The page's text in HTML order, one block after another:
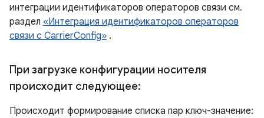
интеграции идентификаторов операторов связи см.
раздел «Интеграция идентификаторов операторов
связи с CarrierConfig» .
При загрузке конфигурации носителя
происходит следующее:
Происходит формирование списка пар ключ-значение: